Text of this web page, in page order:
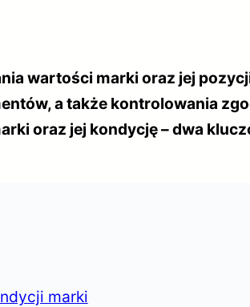
wartości marki oraz jej
a także kontrolowania
oraz jej kondycję – dwa
marki